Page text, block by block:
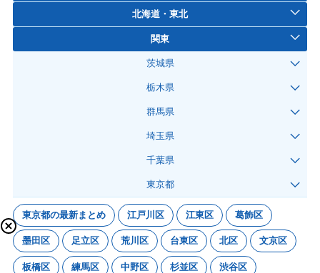
北海道・東北
関東
茨城県
栃木県
群馬県
埼玉県
千葉県
東京都
東京都の最新まとめ 江戸川区 江東区 葛飾区
墨田区 足立区 荒川区 台東区 北区 文京区
板橋区 練馬区 中野区 杉並区 渋谷区